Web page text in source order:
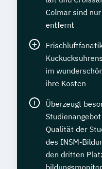
Colmar sind
entfernt
im
ihre Kosten
Überzeugt
Qualität der
des INSM-
den dritten